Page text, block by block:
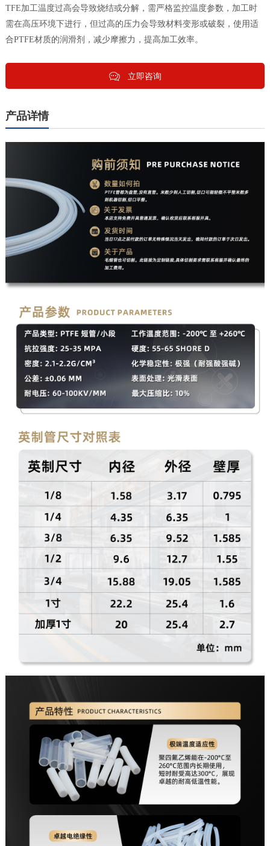
TFE加工温度过高会导致烧结或分解，需严格监控温度参数，加工时
需在高压环境下进行，但过高的压力会导致材料变形或破裂，使用适
合PTFE材质的润滑剂，减少摩擦力，提高加工效率。
立即咨询
产品详情